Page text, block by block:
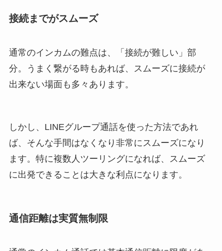
接続までがスムーズ
通常のインカムの難点は、「接続が難しい」部
分。うまく繋がる時もあれば、スムーズに接続が
出来ない場面も多々あります。
しかし、LINEグループ通話を使った方法であれ
ば、そんな手間はなくなり非常にスムーズになり
ます。特に複数人ツーリングになれば、スムーズ
に出発できることは大きな利点になります。
通信距離は実質無制限